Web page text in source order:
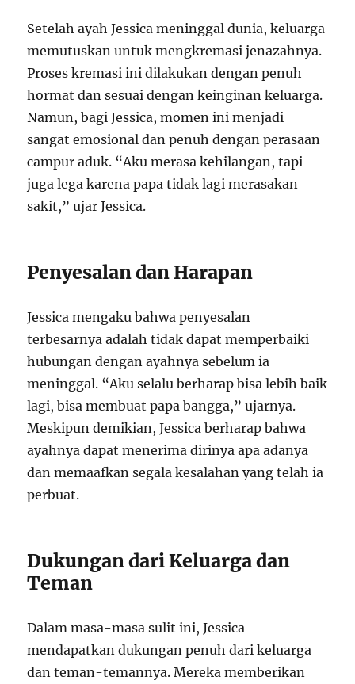
Setelah ayah Jessica meninggal dunia, keluarga
memutuskan untuk mengkremasi jenazahnya.
Proses kremasi ini dilakukan dengan penuh
hormat dan sesuai dengan keinginan keluarga.
Namun, bagi Jessica, momen ini menjadi
sangat emosional dan penuh dengan perasaan
campur aduk. “Aku merasa kehilangan, tapi
juga lega karena papa tidak lagi merasakan
sakit,” ujar Jessica.
Penyesalan dan Harapan
Jessica mengaku bahwa penyesalan
terbesarnya adalah tidak dapat memperbaiki
hubungan dengan ayahnya sebelum ia
meninggal. “Aku selalu berharap bisa lebih baik
lagi, bisa membuat papa bangga,” ujarnya.
Meskipun demikian, Jessica berharap bahwa
ayahnya dapat menerima dirinya apa adanya
dan memaafkan segala kesalahan yang telah ia
perbuat.
Dukungan dari Keluarga dan
Teman
Dalam masa-masa sulit ini, Jessica
mendapatkan dukungan penuh dari keluarga
dan teman-temannya. Mereka memberikan